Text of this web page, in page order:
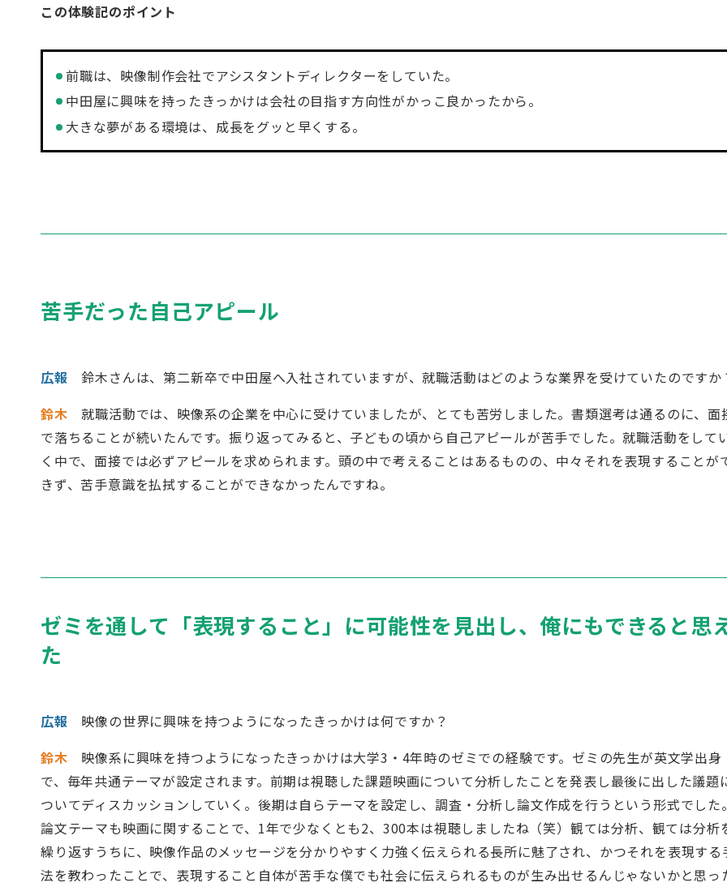
この体験記のポイント
前職は、映像制作会社でアシスタントディレクターをしていた。
中田屋に興味を持ったきっかけは会社の目指す方向性がかっこ良かったから。
大きな夢がある環境は、成長をグッと早くする。
苦手だった自己アピール
広報 鈴木さんは、第二新卒で中田屋へ入社されていますが、就職活動はどのような業界を受けていたのですか
鈴木就職活動では、映像系の企業を中心に受けていましたが、とても苦労しました。書類選考は通るのに、面
で落ちることが続いたんです。振り返ってみると、子どもの頃から自己アピールが苦手でした。就職活動をして
く中で、面接では必ずアピールを求められます。頭の中で考えることはあるものの、中々それを表現することが
きず、苦手意識を払拭することができなかったんですね。
ゼミを通して「表現すること」に可能性を見出し、俺にもできると思
た
広報 映像の世界に興味を持つようになったきっかけは何ですか？
鈴木 映像系に興味を持つようになったきっかけは大学3・4年時のゼミでの経験です。ゼミの先生が英文学出身
で、毎年共通テーマが設定されます。前期は視聴した課題映画について分析したことを発表し最後に出した議題
ついてディスカッションしていく。後期は自らテーマを設定し、調査・分析し論文作成を行うという形式でした
論文テーマも映画に関することで、1年で少なくとも2、300本は視聴しましたね（笑）観ては分析、観ては分析
繰り返すうちに、映像作品のメッセージを分かりやすく力強く伝えられる長所に魅了され、かつそれを表現する
法を教わったことで、表現すること自体が苦手な僕でも社会に伝えられるものが生み出せるんじゃないかと思っ